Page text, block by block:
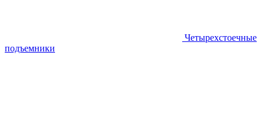
Четырехстоечные
подъемники